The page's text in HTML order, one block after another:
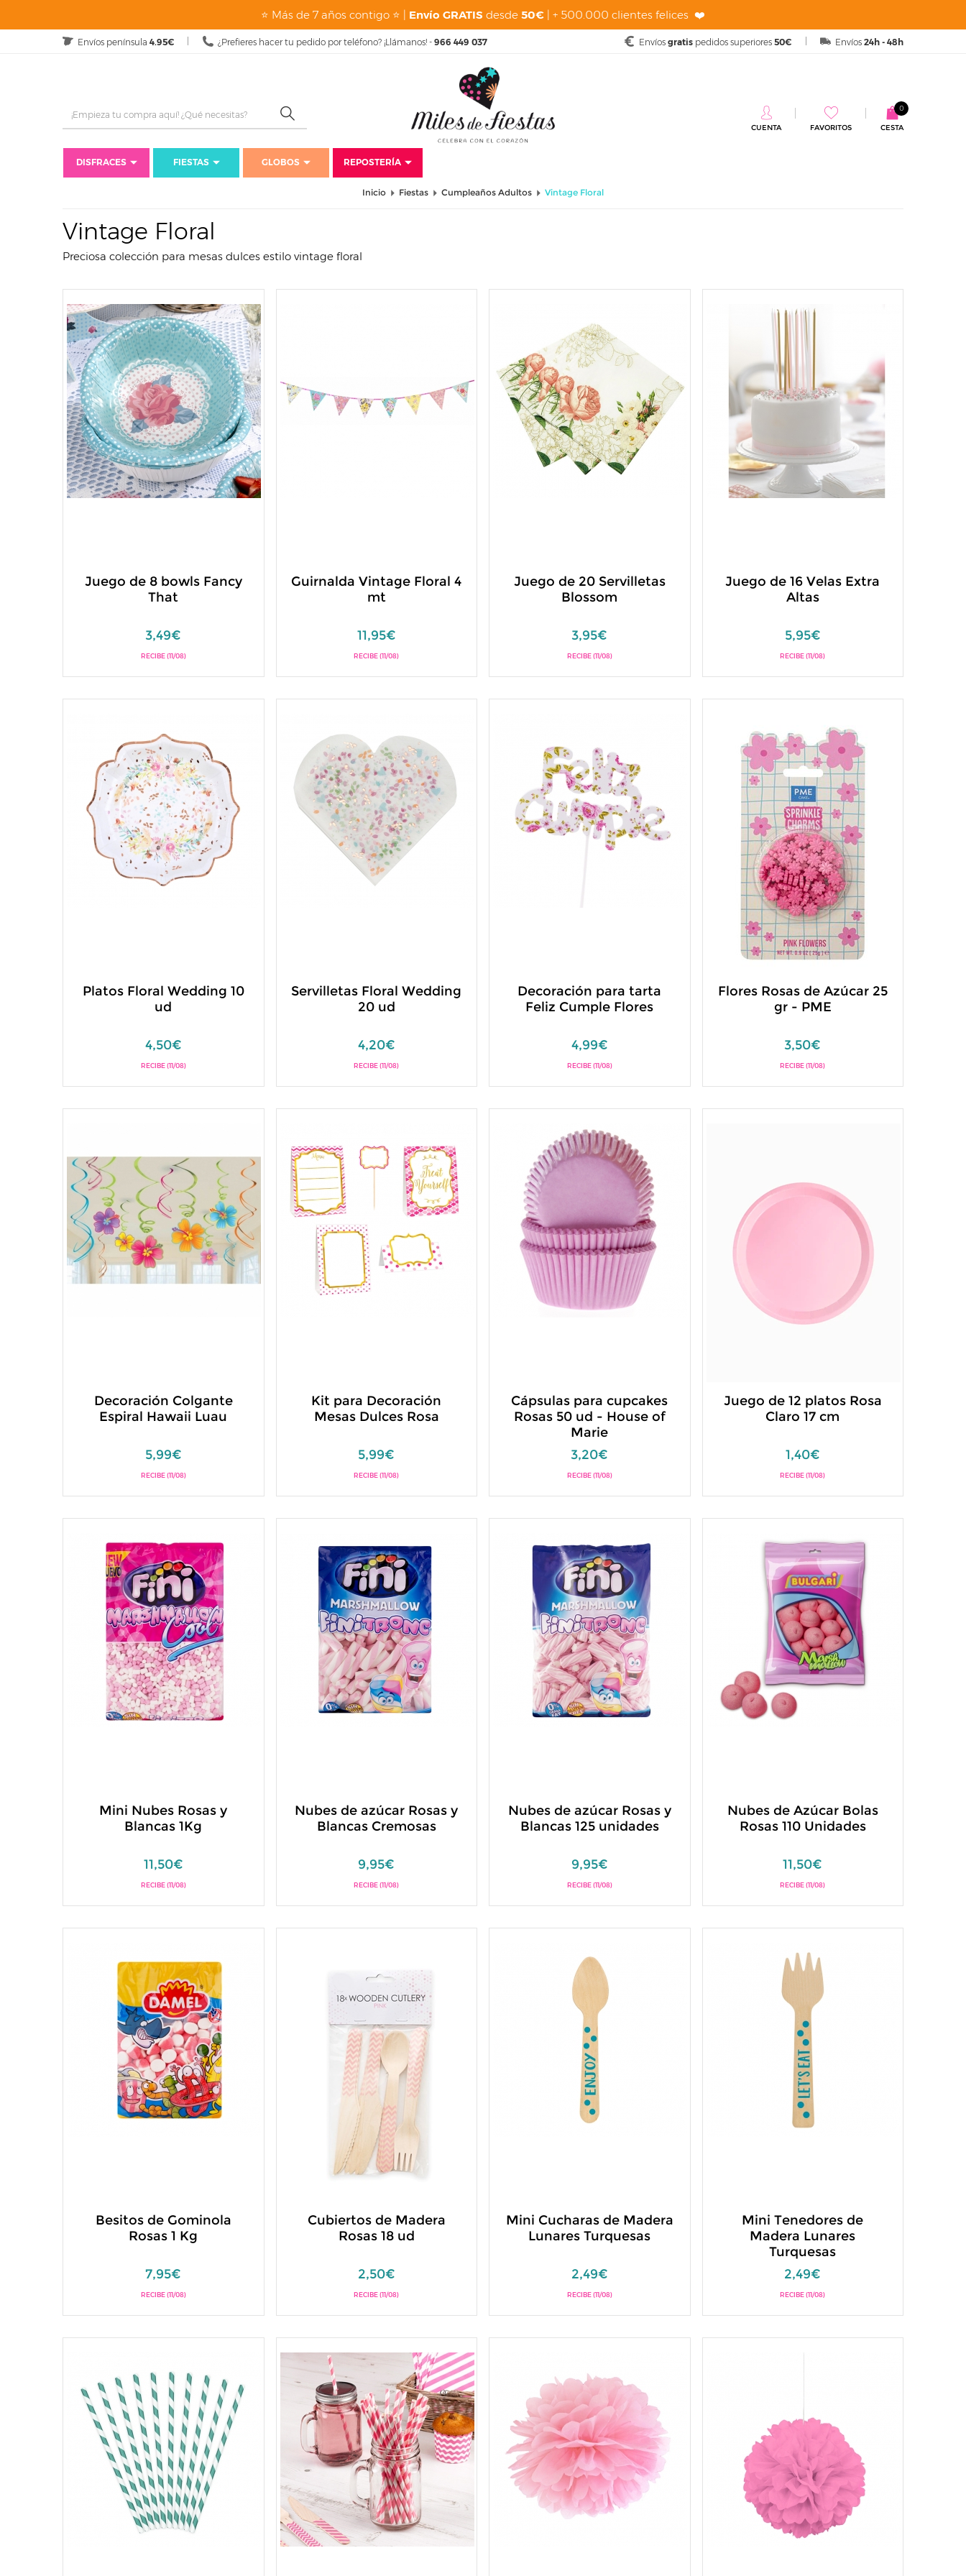
⭐ Más de 7 años contigo ⭐ | Envío GRATIS desde 50€ | + 500.000 clientes felices ❤️
Envíos península 4.95€ ¿Prefieres hacer tu pedido por teléfono? ¡Llámanos! - 966 449 037 Envíos 24h - 48h
Envíos gratis pedidos superiores 50€
CESTA
0
CUENTA FAVORITOS
DISFRACES FIESTAS GLOBOS REPOSTERÍA
Inicio Fiestas Cumpleaños Adultos Vintage Floral
Vintage Floral
Preciosa colección para mesas dulces estilo vintage floral
Juego de 8 bowls Fancy
That
3,49€
RECIBE (11/08)
Guirnalda Vintage Floral 4
mt
11,95€
RECIBE (11/08)
Juego de 20 Servilletas
Blossom
3,95€
RECIBE (11/08)
Juego de 16 Velas Extra
Altas
5,95€
RECIBE (11/08)
Platos Floral Wedding 10
ud
4,50€
RECIBE (11/08)
Servilletas Floral Wedding
20 ud
4,20€
RECIBE (11/08)
Decoración para tarta
Feliz Cumple Flores
4,99€
RECIBE (11/08)
Flores Rosas de Azúcar 25
gr - PME
3,50€
RECIBE (11/08)
Decoración Colgante
Espiral Hawaii Luau
5,99€
RECIBE (11/08)
Kit para Decoración
Mesas Dulces Rosa
5,99€
RECIBE (11/08)
Cápsulas para cupcakes
Rosas 50 ud - House of
Marie
3,20€
RECIBE (11/08)
Juego de 12 platos Rosa
Claro 17 cm
1,40€
RECIBE (11/08)
Mini Nubes Rosas y
Blancas 1Kg
11,50€
RECIBE (11/08)
Nubes de azúcar Rosas y
Blancas Cremosas
9,95€
RECIBE (11/08)
Nubes de azúcar Rosas y
Blancas 125 unidades
9,95€
RECIBE (11/08)
Nubes de Azúcar Bolas
Rosas 110 Unidades
11,50€
RECIBE (11/08)
Besitos de Gominola
Rosas 1 Kg
7,95€
RECIBE (11/08)
Cubiertos de Madera
Rosas 18 ud
2,50€
RECIBE (11/08)
Mini Cucharas de Madera
Lunares Turquesas
2,49€
RECIBE (11/08)
Mini Tenedores de
Madera Lunares
Turquesas
2,49€
RECIBE (11/08)